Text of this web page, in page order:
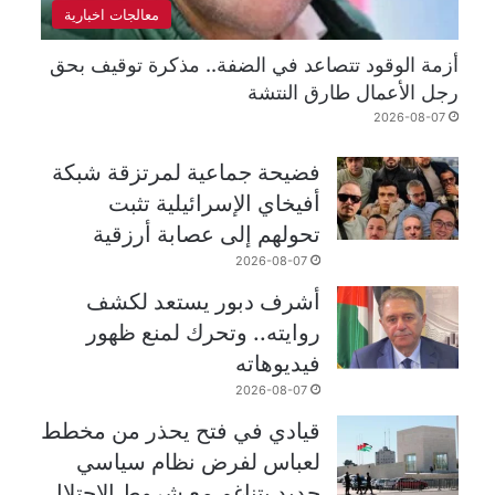
معالجات اخبارية
أزمة الوقود تتصاعد في الضفة.. مذكرة توقيف بحق
رجل الأعمال طارق النتشة
2026-08-07
فضيحة جماعية لمرتزقة شبكة
أفيخاي الإسرائيلية تثبت
تحولهم إلى عصابة أرزقية
2026-08-07
أشرف دبور يستعد لكشف
روايته.. وتحرك لمنع ظهور
فيديوهاته
2026-08-07
قيادي في فتح يحذر من مخطط
لعباس لفرض نظام سياسي